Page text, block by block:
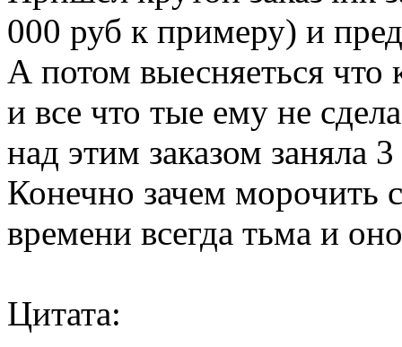
000 руб к примеру) и
А потом выесняеться что
и все что тые ему не
над этим заказом заняла
Конечно зачем морочить
времени всегда тьма и
Цитата: